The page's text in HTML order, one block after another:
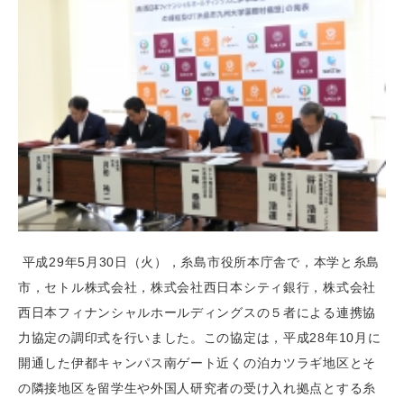
平成29年5月30日（火），糸島市役所本庁舎で，本学と糸島
市，セトル株式会社，株式会社西日本シティ銀行，株式会社
西日本フィナンシャルホールディングスの５者による連携協
力協定の調印式を行いました。この協定は，平成28年10月に
開通した伊都キャンパス南ゲート近くの泊カツラギ地区とそ
の隣接地区を留学生や外国人研究者の受け入れ拠点とする糸